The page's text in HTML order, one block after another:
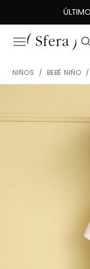
NIÑOS BEBÉ NIÑO